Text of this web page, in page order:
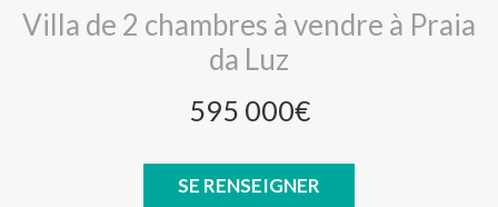
Villa de 2 chambres à vendre à Praia
da Luz
595 000€
SE RENSEIGNER